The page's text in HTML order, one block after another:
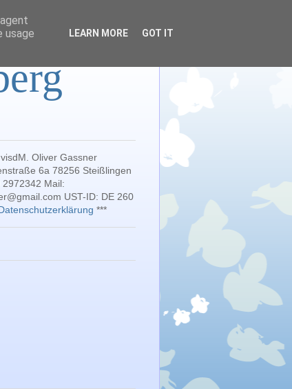
Oliver Gassner
6a 78256 Steißlingen
2972342 Mail:
UST-ID: DE 260
***
usage
LEARN MORE GOT IT